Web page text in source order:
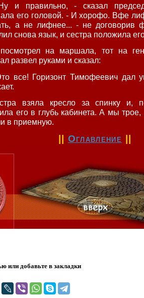
и правильно, - сказал
его головой. - И хорофо. Вфе
а не лифнее... - не договорив
снова язык, и сестра положила
на маршала, тот на
развел руками и сказал:
все! Горизонт Тимофеевич дал
взяла кресло за спинку и,
его в глубь кабинета. А мы трое,
в приемную.
Оглавление
или добавьте в закладки